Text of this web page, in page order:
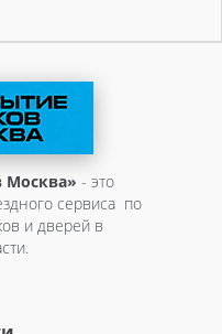
- это
сервиса по
и дверей в